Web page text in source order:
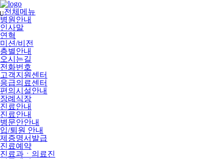
메
뉴
건
너
뛰
기
전체메뉴
병원안내
인사말
연혁
미션/비전
층별안내
오시는길
전화번호
고객지원센터
응급의료센터
편의시설안내
장례식장
진료안내
진료안내
병문안안내
입/퇴원 안내
제증명서발급
진료예약
진료과ㆍ의료진